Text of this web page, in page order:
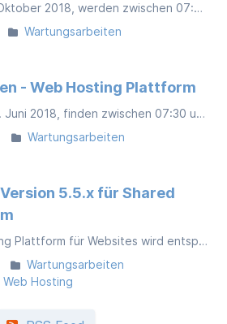
Am Dienstag, den 9. Oktober 2018, werden zwischen 07:00 und 10:00 Uhr Wartungsarbeiten und Softwareupdates durchgeführt, um die Betriebssicherheit zu gewährleisten. Während dieser Zeit werden einige Dienste und Server nicht verfügbar sein.
Wartungsarbeiten
- Web Hosting Plattform
Am Mittwoch, den 20. Juni 2018, finden zwischen 07:30 und 10:00 Uhr Wartungsarbeiten und Softwareupdates zur Gewährleistung der Betriebssicherheit statt. Während dieser Zeit wird die Webhosting Plattform nicht verfügbar sein.
Wartungsarbeiten
5.5.x für Shared
Unsere Shared-Hosting Plattform für Websites wird entsprechend der SLA ab 01.02.2015 auf die PHP Version 5.5.x aktualisiert. Die Umstellung für die einzelnen Websites erfolgt schrittweise ab 01.04.2015 bis zum 30.04.2015.
Wartungsarbeiten
Web Hosting